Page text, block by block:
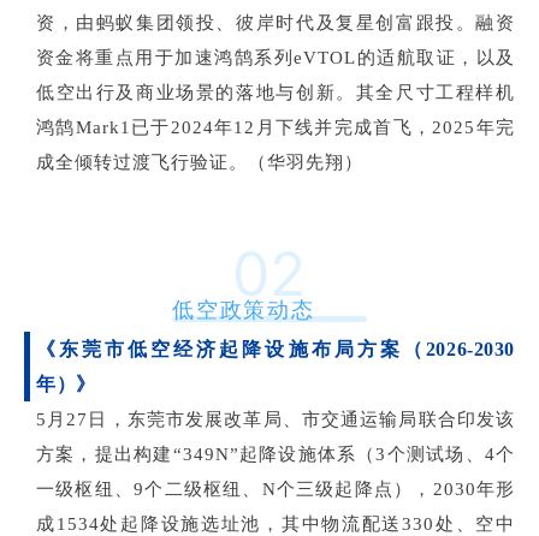
资，由蚂蚁集团领投、彼岸时代及复星创富跟投。融资
资金将重点用于加速鸿鹄系列eVTOL的适航取证，以及
低空出行及商业场景的落地与创新。其全尺寸工程样机
鸿鹄Mark1已于2024年12月下线并完成首飞，2025年完
成全倾转过渡飞行验证。（华羽先翔）
02
低空政策动态
《东莞市低空经济起降设施布局方案（ 2026-2030
年）》
5 月27日，东莞市发展改革局、市交通运输局联合印发该
方案，提出构建“349N”起降设施体系（3个测试场、4个
一级枢纽、9个二级枢纽、N个三级起降点），2030年形
成1534处起降设施选址池，其中物流配送330处、空中